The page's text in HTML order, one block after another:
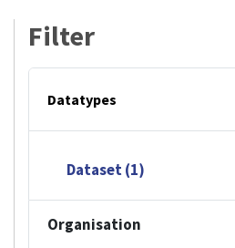
Filter
Datatypes
Dataset (1)
Organisation